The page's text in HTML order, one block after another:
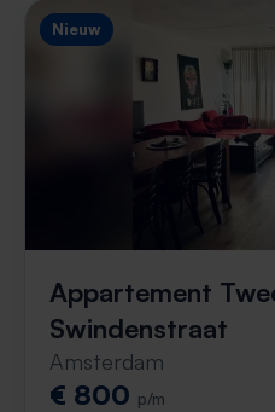
Nieuw
Appartement
Swindenstraat
Amsterdam
€ 800 p/m